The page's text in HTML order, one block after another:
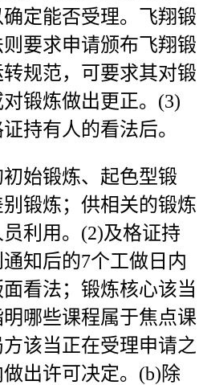
定能否受理。飞翔锻
要求申请颁布飞翔锻
规范，可要求其对锻
锻炼做出更正。(3)
持有人的看法后。
始锻炼、起色型锻
锻炼；供相关的锻炼
利用。(2)及格证持
知后的7个工做日内
看法；锻炼核心该当
哪些课程属于焦点课
该当正在受理申请之
出许可决定。(b)除